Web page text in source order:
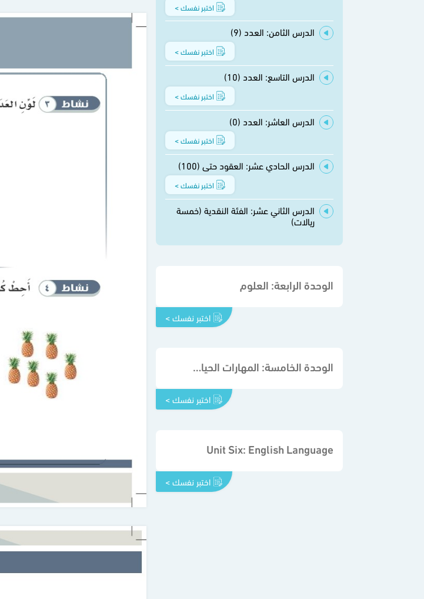
اختبر نفسك >
الدرس الثامن: العدد (9)
اختبر نفسك >
الدرس التاسع: العدد (10)
اختبر نفسك >
الدرس العاشر: العدد (0)
اختبر نفسك >
الدرس الحادي عشر: العقود حتى (100)
اختبر نفسك >
الدرس الثاني عشر: الفئة النقدية (خمسة
ريالات)
الوحدة الرابعة: العلوم
اختبر نفسك >
الوحدة الخامسة: المهارات الحياتية والأسرية
اختبر نفسك >
Unit Six: English Language
اختبر نفسك >